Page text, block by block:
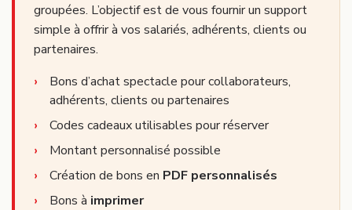
groupées. L’objectif est de vous fournir un support
simple à offrir à vos salariés, adhérents, clients ou
partenaires.
Bons d’achat spectacle pour collaborateurs,
adhérents, clients ou partenaires
Codes cadeaux utilisables pour réserver
Montant personnalisé possible
Création de bons en PDF personnalisés
Bons à imprimer